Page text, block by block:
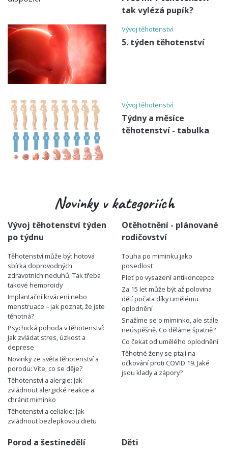
tak vylézá pupík?
Vývoj těhotenství
5. týden těhotenství
Vývoj těhotenství
Týdny a měsíce
těhotenství - tabulka
Novinky v kategoriích
Vývoj těhotenství týden
po týdnu
Těhotenství může být hotová
sbírka doprovodných
zdravotních neduhů. Tak třeba
takové hemoroidy
Implantační krvácení nebo
menstruace – jak poznat, že jste
těhotná?
Psychická pohoda v těhotenství:
Jak zvládat stres, úzkost a
deprese
Novinky ze světa těhotenství a
porodu: Víte, co se děje?
Těhotenství a alergie: Jak
zvládnout alergické reakce a
chránit miminko
Těhotenství a celiakie: Jak
zvládnout bezlepkovou dietu
Otěhotnění - plánované
rodičovství
Touha po miminku jako
posedlost
Pleť po vysazení antikoncepce
Za 15 let může být až polovina
dětí počata díky umělému
oplodnění
Snažíme se o miminko, ale stále
neúspěšně. Co děláme špatně?
Co čekat od umělého oplodnění
Těhotné ženy se ptají na
očkování proti COVID 19. Jaké
jsou klady a zápory?
Porod a šestinedělí Děti